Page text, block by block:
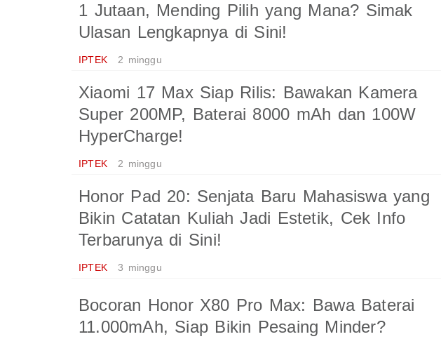
1 Jutaan, Mending Pilih yang Mana? Simak
Ulasan Lengkapnya di Sini!
IPTEK 2 minggu
Xiaomi 17 Max Siap Rilis: Bawakan Kamera
Super 200MP, Baterai 8000 mAh dan 100W
HyperCharge!
IPTEK 2 minggu
Honor Pad 20: Senjata Baru Mahasiswa yang
Bikin Catatan Kuliah Jadi Estetik, Cek Info
Terbarunya di Sini!
IPTEK 3 minggu
Bocoran Honor X80 Pro Max: Bawa Baterai
11.000mAh, Siap Bikin Pesaing Minder?